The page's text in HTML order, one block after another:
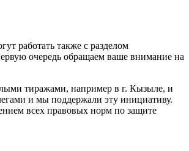
работать также с разделом
очередь обращаем ваше внимание на
тиражами, например в г. Кызыле, и
и мы поддержали эту инициативу.
всех правовых норм по защите